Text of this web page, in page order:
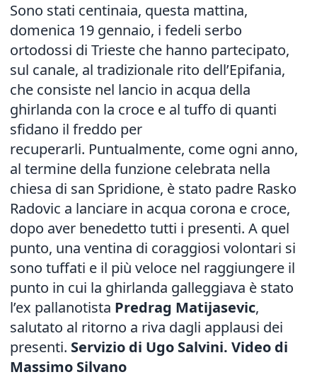
Sono stati centinaia, questa mattina,
domenica 19 gennaio, i fedeli serbo
ortodossi di Trieste che hanno partecipato,
sul canale, al tradizionale rito dell’Epifania,
che consiste nel lancio in acqua della
ghirlanda con la croce e al tuffo di quanti
sfidano il freddo per
recuperarli. Puntualmente, come ogni anno,
al termine della funzione celebrata nella
chiesa di san Spridione, è stato padre Rasko
Radovic a lanciare in acqua corona e croce,
dopo aver benedetto tutti i presenti. A quel
punto, una ventina di coraggiosi volontari si
sono tuffati e il più veloce nel raggiungere il
punto in cui la ghirlanda galleggiava è stato
l’ex pallanotista Predrag Matijasevic,
salutato al ritorno a riva dagli applausi dei
presenti. Servizio di Ugo Salvini. Video di
Massimo Silvano